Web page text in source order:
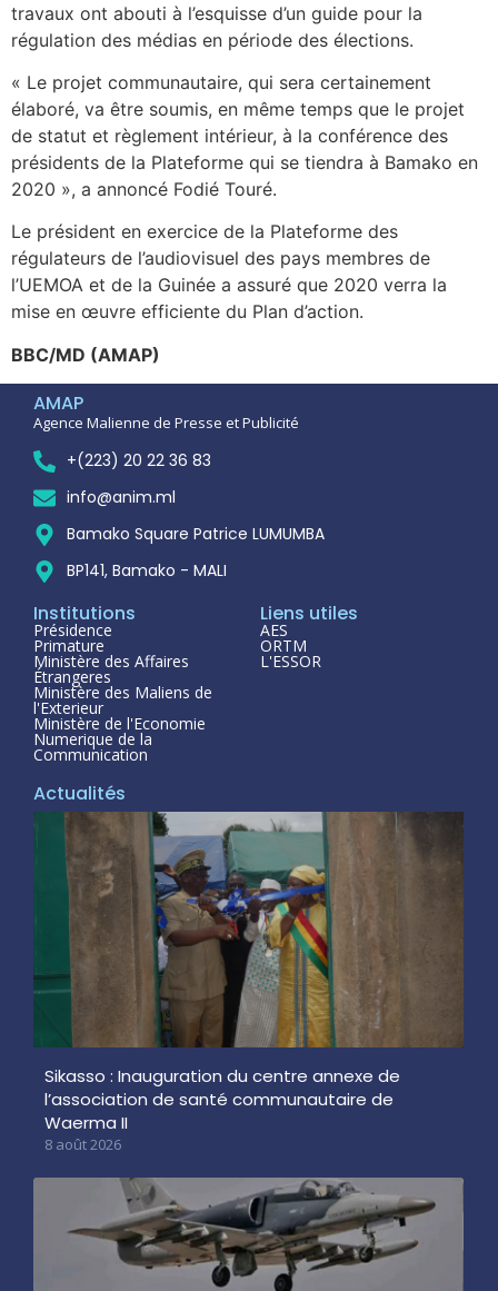
travaux ont abouti à l’esquisse d’un guide pour la
régulation des médias en période des élections.
« Le projet communautaire, qui sera certainement
élaboré, va être soumis, en même temps que le projet
de statut et règlement intérieur, à la conférence des
présidents de la Plateforme qui se tiendra à Bamako en
2020 », a annoncé Fodié Touré.
Le président en exercice de la Plateforme des
régulateurs de l’audiovisuel des pays membres de
l’UEMOA et de la Guinée a assuré que 2020 verra la
mise en œuvre efficiente du Plan d’action.
BBC/MD (AMAP)
AMAP
Agence Malienne de Presse et Publicité
+(223) 20 22 36 83
info@anim.ml
Bamako Square Patrice LUMUMBA
BP141, Bamako - MALI
Institutions
Présidence
Primature
Ministère des Affaires
Étrangeres
Ministère des Maliens de
l'Exterieur
Ministère de l'Economie
Numerique de la
Communication
Liens utiles
AES
ORTM
L'ESSOR
Actualités
Sikasso : Inauguration du centre annexe de
l’association de santé communautaire de
Waerma II
8 août 2026